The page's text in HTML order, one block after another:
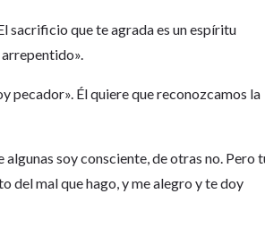
sacrificio que te agrada es un espíritu
pecador». Él quiere que reconozcamos la
algunas soy consciente, de otras no. Pero
del mal que hago, y me alegro y te doy